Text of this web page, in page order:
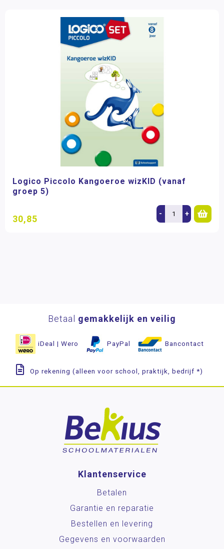
Logico Piccolo Kangoeroe wizKID (vanaf
groep 5)
30,85 - +
Betaal gemakkelijk en veilig
iDeal | Wero PayPal Bancontact
Op rekening (alleen voor school, praktijk, bedrijf *)
Klantenservice
Betalen
Garantie en reparatie
Bestellen en levering
Gegevens en voorwaarden